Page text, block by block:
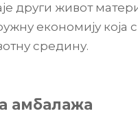
други живот
економију која
средину.
амбалажа